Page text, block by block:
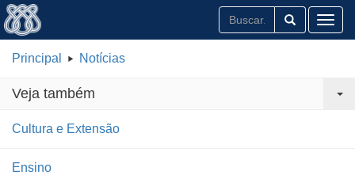
Principal Notícias
Veja também
Cultura e Extensão
Ensino